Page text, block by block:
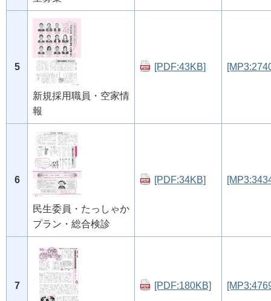
5
新規採用職員・空家情
報
[PDF:43KB]
6
民生委員・たっしゃか
プラン・総合検診
[PDF:34KB]
7 [PDF:180KB]